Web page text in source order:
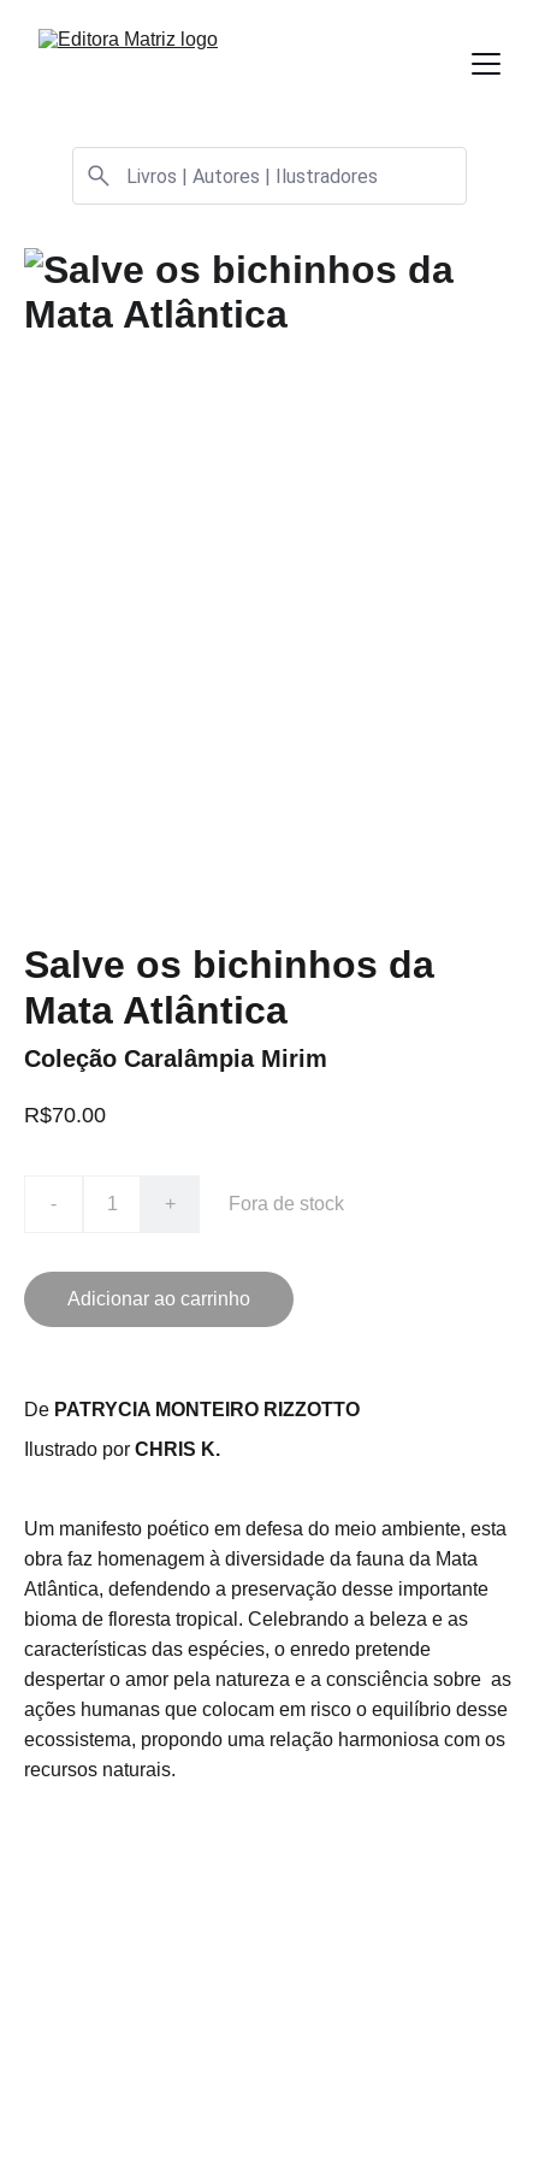
Salve os bichinhos da
Mata Atlântica
Coleção Caralâmpia Mirim
R$70.00
- + Fora de stock
Adicionar ao carrinho
De PATRYCIA MONTEIRO RIZZOTTO
Ilustrado por CHRIS K.
Um manifesto poético em defesa do meio ambiente, esta
obra faz homenagem à diversidade da fauna da Mata
Atlântica, defendendo a preservação desse importante
bioma de floresta tropical. Celebrando a beleza e as
características das espécies, o enredo pretende
despertar o amor pela natureza e a consciência sobre as
ações humanas que colocam em risco o equilíbrio desse
ecossistema, propondo uma relação harmoniosa com os
recursos naturais.